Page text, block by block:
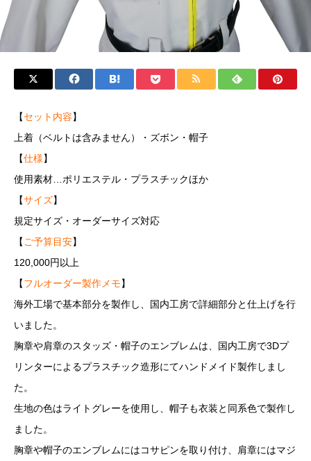
【セット内容】
上着（ベルトは含みません）・ズボン・帽子
【仕様】
使用素材…ポリエステル・プラスチックほか
【サイズ】
規定サイズ・オーダーサイズ対応
【 ご予算目安】
120,000円以上
【フルオーダー製作メモ】
海外工場で基本部分を製作し、国内工房で詳細部分と仕上げを行
いました。
胸章や肩章のスタッズ・帽子のエンブレムは、国内工房で3Dプ
リンターによるプラスチック造形にてハンドメイド製作しまし
た。
生地の色はライトグレーを使用し、帽子も衣装と同系色で製作し
ました。
胸章や帽子のエンブレムにはコサピンを取り付け、肩章にはマジ